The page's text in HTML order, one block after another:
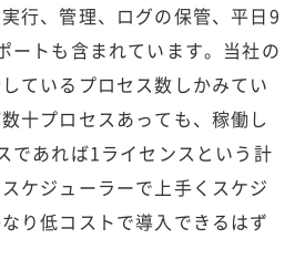
行、管理、ログの保管、平日9
ートも含まれています。当社の
ているプロセス数しかみてい
十プロセスあっても、稼働し
であれば1ライセンスという計
ケジューラーで上手くスケジ
り低コストで導入できるはず